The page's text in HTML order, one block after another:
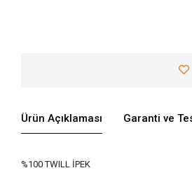
Ürün Açıklaması Garanti ve
%100 TWILL İPEK